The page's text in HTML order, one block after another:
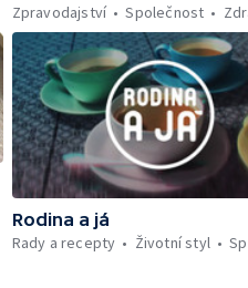
Zpravodajství
Společnost
Rodina a já
Rady a recepty
Životní styl